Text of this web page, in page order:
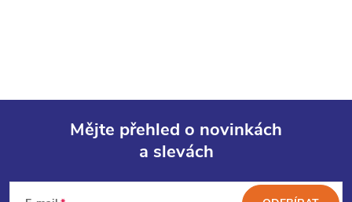
Mějte přehled o novinkách
a slevách